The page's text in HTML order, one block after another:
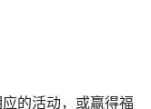
的活动，或赢得福